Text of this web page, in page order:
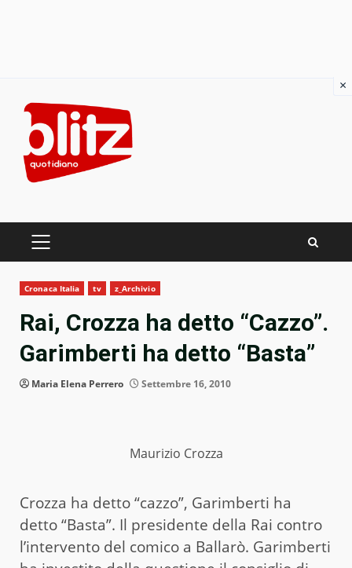
content
PRIMARY
Cronaca Italia tv z_Archivio
Rai, Crozza ha detto “Cazzo”.
Garimberti ha detto “Basta”
Maria Elena Perrero Settembre 16, 2010
Maurizio Crozza
Crozza ha detto “cazzo”, Garimberti ha
detto “Basta”. Il presidente della Rai contro
l’intervento del comico a Ballarò. Garimberti
×